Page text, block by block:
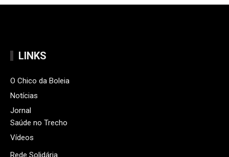
LINKS
O Chico da Boleia
Notícias
Jornal
Saúde no Trecho
Vídeos
Rede Solidária